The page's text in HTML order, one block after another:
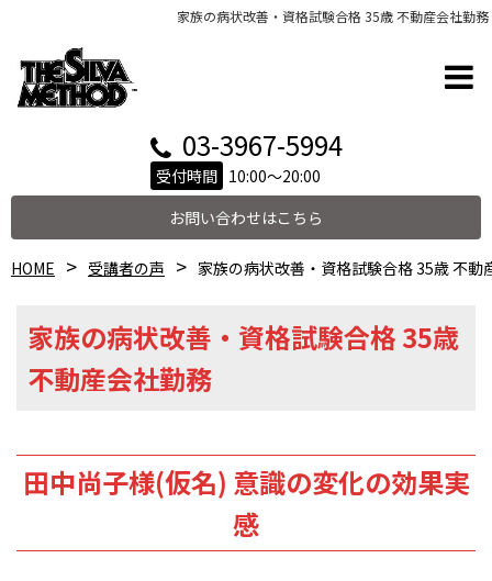
家族の病状改善・資格試験合格 35歳 不動産会社勤務
03-3967-5994
受付時間 10:00～20:00
お問い合わせはこちら
HOME 受講者の声 家族の病状改善・資格試験合格 35歳 不動
家族の病状改善・資格試験合格 35歳
不動産会社勤務
田中尚子様(仮名) 意識の変化の効果実
感